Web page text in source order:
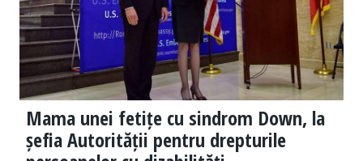
Mama unei fetițe cu sindrom Down, la
șefia Autorității pentru drepturile